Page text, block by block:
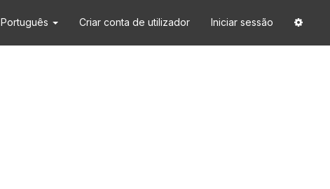
Português Criar conta de utilizador Iniciar sessão